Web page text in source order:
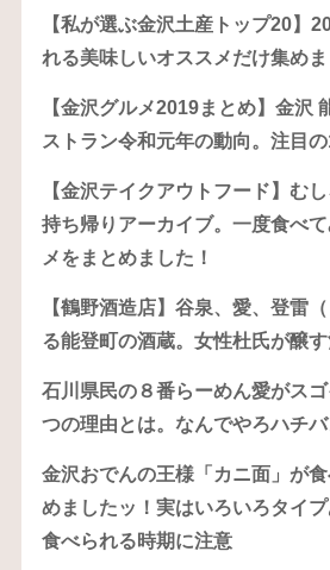
【私が選ぶ金沢土産トップ20】
れる美味しいオススメだけ集め
【金沢グルメ2019まとめ】金沢
ストラン令和元年の動向。注目の
【金沢テイクアウトフード】む
持ち帰りアーカイブ。一度食べ
メをまとめました！
【鶴野酒造店】谷泉、愛、登雷
る能登町の酒蔵。女性杜氏が醸す
石川県民の８番らーめん愛がス
つの理由とは。なんでやろハチバ
金沢おでんの王様「カニ面」が
めましたッ！実はいろいろタイ
食べられる時期に注意